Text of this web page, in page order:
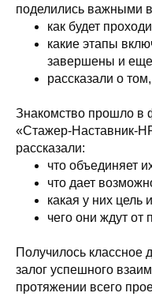
поделились важными
как будет
какие этапы
завершены и еще
рассказали о
Знакомство прошло в
«Стажер-Наставник-
рассказали:
что объединяет
что дает
какая у них цель и
чего они ждут от
Получилось классное
залог успешного
протяжении всего